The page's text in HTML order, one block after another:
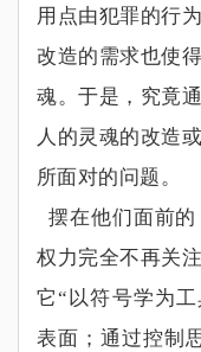
用点由犯罪的行
改造的需求也使
魂。于是，究竟
人的灵魂的改造
所面对的问题。
摆在他们面前的
权力完全不再关
它“ 以符号学为
表面；通过控制